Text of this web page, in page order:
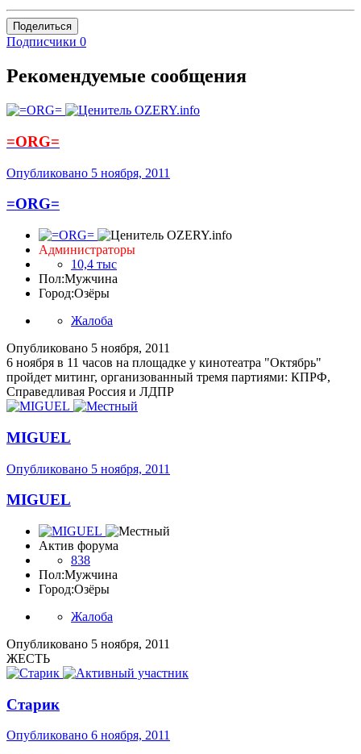
Поделиться
Подписчики 0
Рекомендуемые сообщения
=ORG=
Опубликовано 5 ноября, 2011
=ORG=
Администраторы
10,4 тыс
Пол:Мужчина
Город:Озёры
Жалоба
Опубликовано 5 ноября, 2011
6 ноября в 11 часов на площадке у кинотеатра "Октябрь"
пройдет митинг, организованный тремя партиями: КПРФ,
Справедливая Россия и ЛДПР
MIGUEL
Опубликовано 5 ноября, 2011
MIGUEL
Актив форума
838
Пол:Мужчина
Город:Озёры
Жалоба
Опубликовано 5 ноября, 2011
ЖЕСТЬ
Старик
Опубликовано 6 ноября, 2011